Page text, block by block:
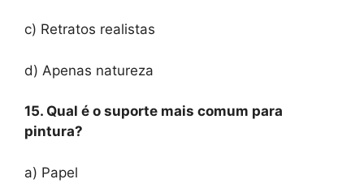
c) Retratos realistas
d) Apenas natureza
15. Qual é o suporte mais comum para
pintura?
a) Papel